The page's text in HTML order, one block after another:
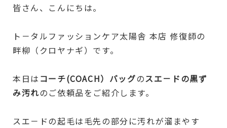
皆さん、こんにちは。
ト－タルファッションケア太陽舎 本店 修復師の
畔柳（クロヤナギ）です。
本日は コーチ(COACH）バッグのスエ－ドの黒ず
み汚れのご依頼品をご紹介します。
スエ－ドの起毛は毛先の部分に汚れが溜まやす